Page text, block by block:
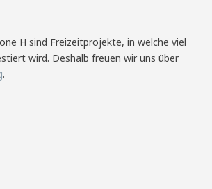
H sind Freizeitprojekte, in welche viel
wird. Deshalb freuen wir uns über
.